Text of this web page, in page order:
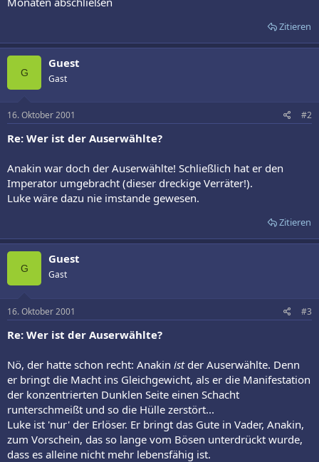
Zitieren
G
Guest
Gast
16. Oktober 2001 #2
Re: Wer ist der Auserwählte?
Anakin war doch der Auserwählte! Schließlich hat er den
Imperator umgebracht (dieser dreckige Verräter!).
Luke wäre dazu nie imstande gewesen.
Zitieren
G
Guest
Gast
16. Oktober 2001 #3
Re: Wer ist der Auserwählte?
Nö, der hatte schon recht: Anakin istder Auserwählte. Denn
er bringt die Macht ins Gleichgewicht, als er die Manifestation
der konzentrierten Dunklen Seite einen Schacht
runterschmeißt und so die Hülle zerstört...
Luke ist 'nur' der Erlöser. Er bringt das Gute in Vader, Anakin,
zum Vorschein, das so lange vom Bösen unterdrückt wurde,
dass es alleine nicht mehr lebensfähig ist.